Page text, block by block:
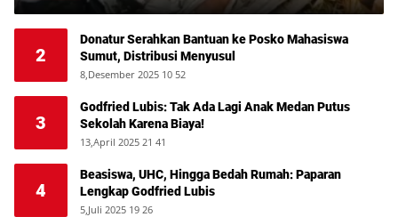
2
Donatur Serahkan Bantuan ke Posko Mahasiswa
Sumut, Distribusi Menyusul
8,Desember 2025 10 52
3
Godfried Lubis: Tak Ada Lagi Anak Medan Putus
Sekolah Karena Biaya!
13,April 2025 21 41
4
Beasiswa, UHC, Hingga Bedah Rumah: Paparan
Lengkap Godfried Lubis
5,Juli 2025 19 26